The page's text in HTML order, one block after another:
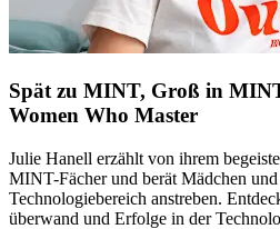
Spät zu MINT, Groß in
Women Who Master
Julie Hanell erzählt von ihrem
MINT-Fächer und berät Mädchen
Technologiebereich anstreben.
überwand und Erfolge in der